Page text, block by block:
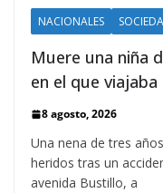
NACIONALES
Muere una niña
en el que
8 agosto, 2026
Una nena de tres
heridos tras un
avenida Bustillo, a